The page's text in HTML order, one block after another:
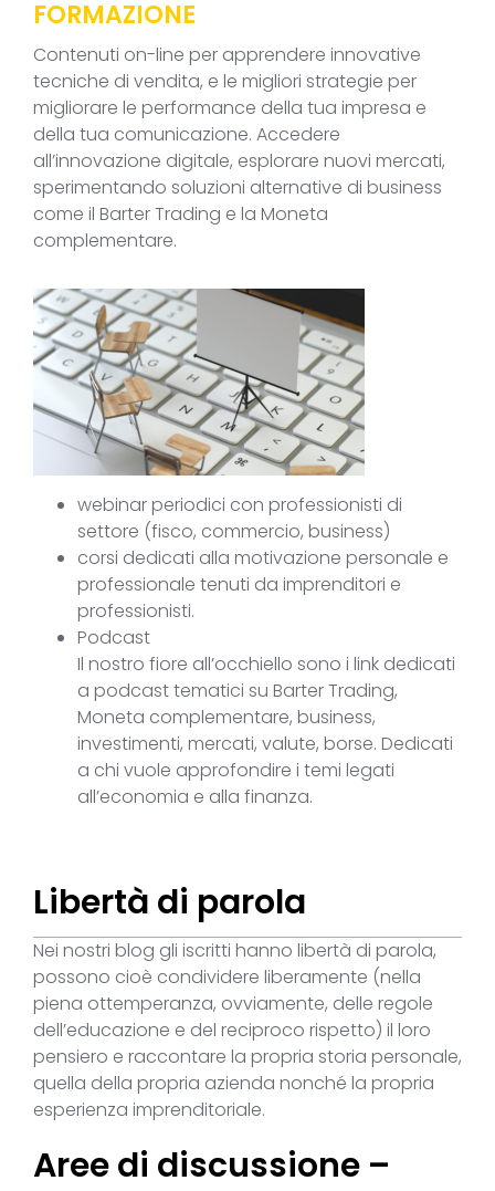
FORMAZIONE
Contenuti on-line per apprendere innovative
tecniche di vendita, e le migliori strategie per
migliorare le performance della tua impresa e
della tua comunicazione. Accedere
all’innovazione digitale, esplorare nuovi mercati,
sperimentando soluzioni alternative di business
come il Barter Trading e la Moneta
complementare.
webinar periodici con professionisti di
settore (fisco, commercio, business)
corsi dedicati alla motivazione personale e
professionale tenuti da imprenditori e
professionisti.
Podcast
Il nostro fiore all’occhiello sono i link dedicati
a podcast tematici su Barter Trading,
Moneta complementare, business,
investimenti, mercati, valute, borse. Dedicati
a chi vuole approfondire i temi legati
all’economia e alla finanza.
Libertà di parola
Nei nostri blog gli iscritti hanno libertà di parola,
possono cioè condividere liberamente (nella
piena ottemperanza, ovviamente, delle regole
dell’educazione e del reciproco rispetto) il loro
pensiero e raccontare la propria storia personale,
quella della propria azienda nonché la propria
esperienza imprenditoriale.
Aree di discussione –